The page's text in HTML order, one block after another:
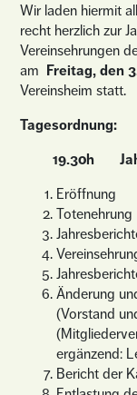
Wir laden hiermit
recht herzlich zur
Vereinsehrungen
am Freitag, den
Vereinsheim statt.
Tagesordnung:
19.30h
Eröffnung
Totenehrung
Änderung
(Vorstand
ergänzend:
Bericht der